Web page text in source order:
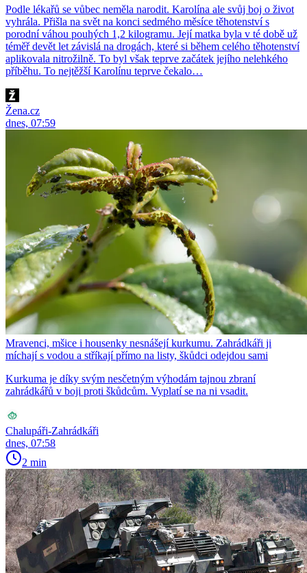
Podle lékařů se vůbec neměla narodit. Karolína ale svůj boj o život
vyhrála. Přišla na svět na konci sedmého měsíce těhotenství s
porodní váhou pouhých 1,2 kilogramu. Její matka byla v té době už
téměř devět let závislá na drogách, které si během celého těhotenství
aplikovala nitrožilně. To byl však teprve začátek jejího nelehkého
příběhu. To nejtěžší Karolínu teprve čekalo…
Žena.cz
dnes, 07:59
Mravenci, mšice i housenky nesnášejí kurkumu. Zahrádkáři ji
míchají s vodou a stříkají přímo na listy, škůdci odejdou sami
Kurkuma je díky svým nesčetným výhodám tajnou zbraní
zahrádkářů v boji proti škůdcům. Vyplatí se na ni vsadit.
Chalupáři-Zahrádkáři
dnes, 07:58
2 min